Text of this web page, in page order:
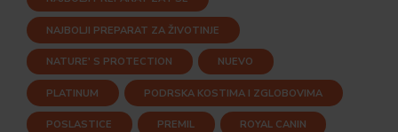
NAJBOLJI PREPARAT ZA ŽIVOTINJE
NATURE' S PROTECTION NUEVO
PLATINUM PODRSKA KOSTIMA I ZGLOBOVIMA
POSLASTICE PREMIL ROYAL CANIN